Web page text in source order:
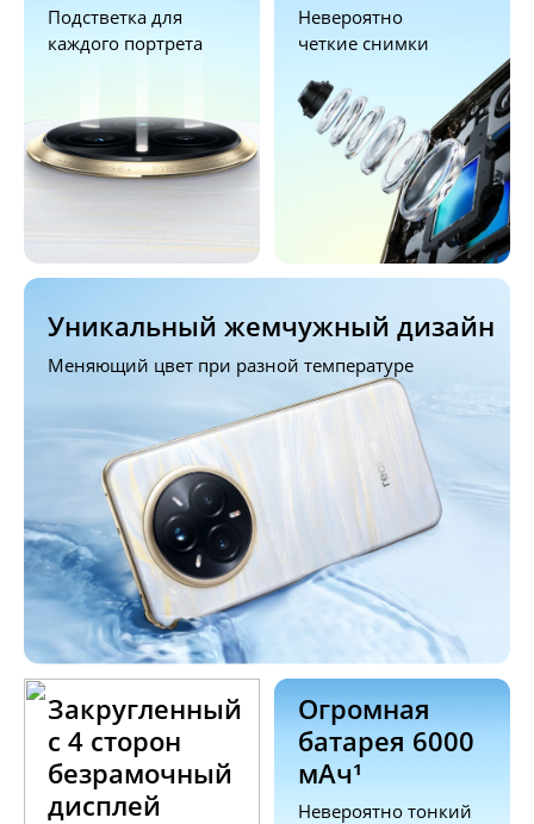
Невероятно тонкий
Огромная
батарея 6000
мАч¹
Закругленный
с 4 сторон
безрамочный
дисплей
Меняющий цвет при разной температуре
Уникальный жемчужный дизайн
Невероятно
четкие снимки
Подстветка для
каждого портрета